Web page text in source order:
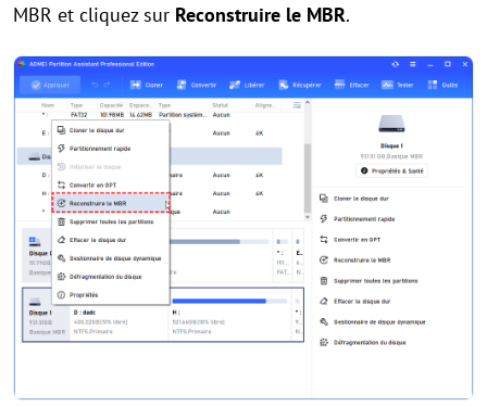
MBR et cliquez sur Reconstruire le MBR.